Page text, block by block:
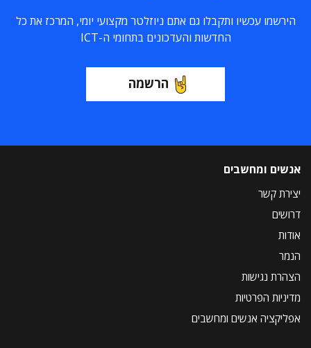
הירשמו עכשיו ותקבלו גם אתם ניוזלטר מקצועי יומי, המרכז את כל
החדשות והעדכונים בתחומי ה-ICT
הרשמה
אנשים ומחשבים
יצירת קשר
דרושים
אודות
הנמר
הצהרת נגישות
מדיניות הפרטיות
אפליקציה אנשים ומחשבים